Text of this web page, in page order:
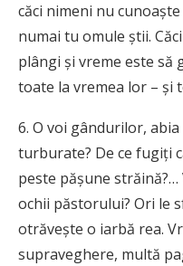
căci nimeni nu
numai tu omule ştii.
plângi şi vreme este să
toate la vremea lor – şi
6. O voi gândurilor,
turburate? De ce fugiţi
peste păşune străină?…
ochii păstorului? Ori le
otrăveşte o iarbă rea.
supraveghere, multă